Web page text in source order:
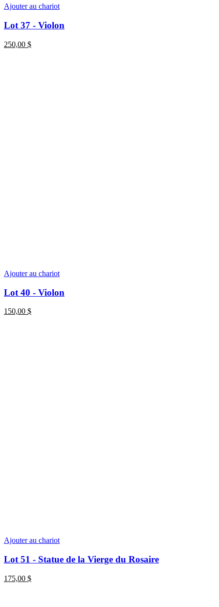
Ajouter au chariot
Lot 37 - Violon
250,00 $
Ajouter au chariot
Lot 40 - Violon
150,00 $
Ajouter au chariot
Lot 51 - Statue de la Vierge du Rosaire
175,00 $